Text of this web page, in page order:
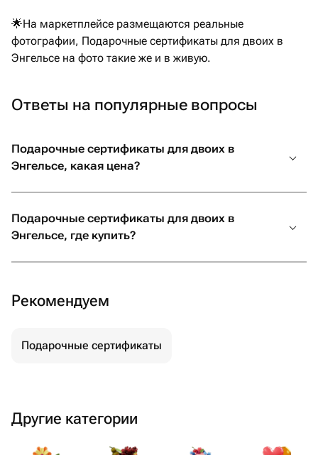
🌟На маркетплейсе размещаются реальные
фотографии, Подарочные сертификаты для двоих в
Энгельсе на фото такие же и в живую.
Ответы на популярные вопросы
Подарочные сертификаты для двоих в
Энгельсе, какая цена?
Подарочные сертификаты для двоих в
Энгельсе, где купить?
Рекомендуем
Подарочные сертификаты
Другие категории